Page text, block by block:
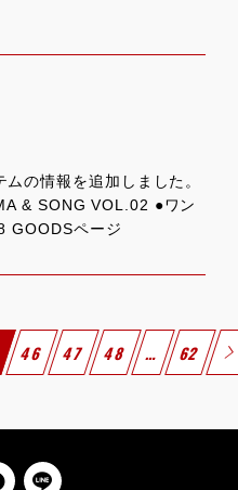
の情報を追加しました。
& SONG VOL.02 ●ワン
GOODSページ
46 47 48 … 62